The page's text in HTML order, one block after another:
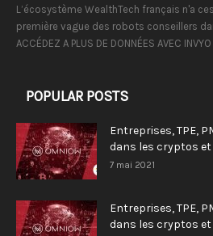
L’écosystème WealthTech français n'a
première vague des robots conseillers
ACCÉDEZ A PLUS DE DONNÉES AVEC
POPULAR POSTS
Entreprises, TPE,
dans les cryptos et
7 mai 2021
Entreprises, TPE,
dans les cryptos et